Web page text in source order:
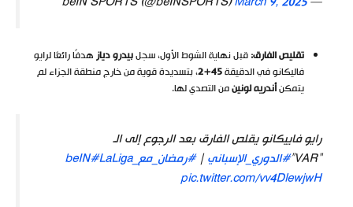
تقليص الفارق:قبل نهاية الشوط الأول، سجلبيدرو ديازهدفًا رائعًا لرايو
فاليكانو في الدقيقة45+2
، بتسديدة قوية من خارج منطقة الجزاء لم
يتمكنأندريه لونينمن التصدي لها.
رايو فاييكانو يقلص الفارق بعد الرجوع إلى الـ
“VAR”
#الدوري_الإسباني|#رمضان_مع_beIN#LaLiga
pic.twitter.com/vv4DlewjwH